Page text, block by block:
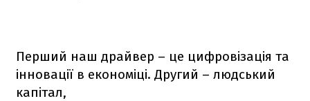
Перший наш драйвер – це цифровізація та
інновації в економіці. Другий – людський
капітал,